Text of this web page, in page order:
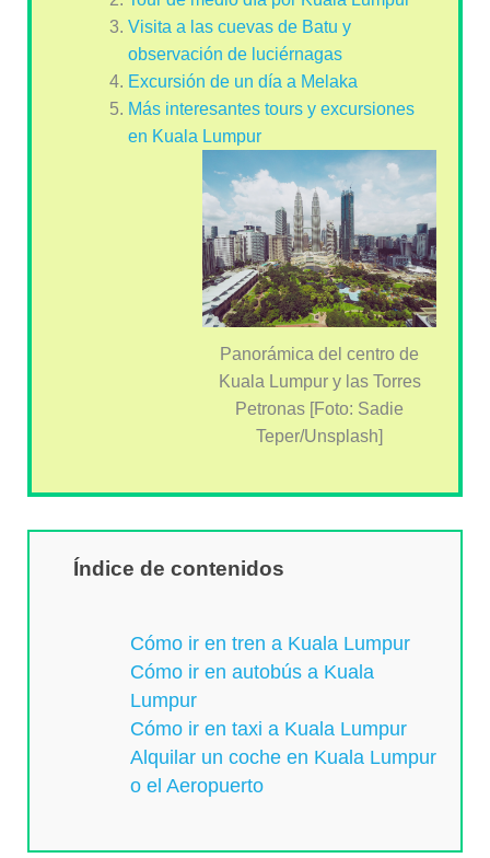
Visita a las cuevas de Batu y
observación de luciérnagas
Excursión de un día a Melaka
Más interesantes tours y excursiones
en Kuala Lumpur
Panorámica del centro de
Kuala Lumpur y las Torres
Petronas [Foto: Sadie
Teper/Unsplash]
Índice de contenidos
Cómo ir en tren a Kuala Lumpur
Cómo ir en autobús a Kuala
Lumpur
Cómo ir en taxi a Kuala Lumpur
Alquilar un coche en Kuala Lumpur
o el Aeropuerto